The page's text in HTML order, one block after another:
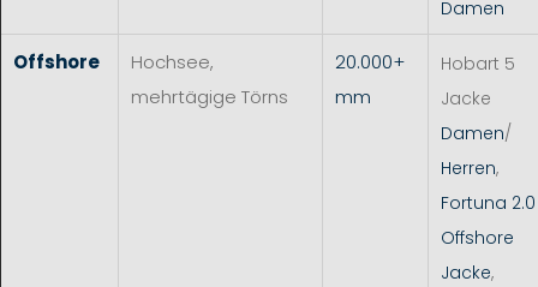
Damen
Offshore
Hochsee,
mehrtägige Törns
20.000+
mm
Hobart 5
Jacke
Damen/
Herren,
Fortuna 2.0
Offshore
Jacke,